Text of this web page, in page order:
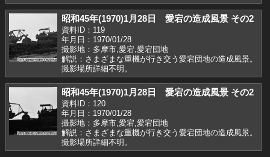
昭和45年(1970)1月28日 愛宕の造成風景 その2
資料ID：119
年月日：1970/01/28
撮影地：多摩市,愛宕,愛宕団地
解説：さまざまな重機が行き交う愛宕団地の造成風景。
撮影場所詳細不明。
昭和45年(1970)1月28日 愛宕の造成風景 その2
資料ID：120
年月日：1970/01/28
撮影地：多摩市,愛宕,愛宕団地
解説：さまざまな重機が行き交う愛宕団地の造成風景。
撮影場所詳細不明。